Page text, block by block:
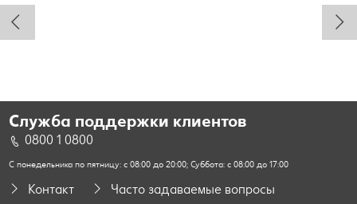
Служба поддержки клиентов
0800 1 0800
С понедельника по пятницу: с 08:00 до 20:00; Суббота: с 08:00 до 17:00
Контакт Часто задаваемые вопросы